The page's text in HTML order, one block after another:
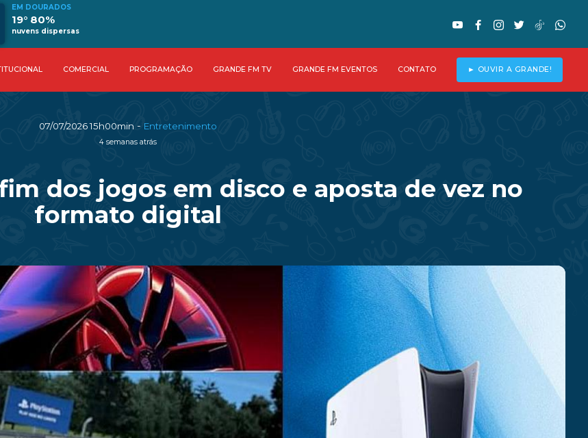
EM DOURADOS
19° 80%
nuvens dispersas
COMERCIAL PROGRAMAÇÃO GRANDE FM TV GRANDE FM EVENTOS CONTATO ► OUVIR A GRANDE!
07/07/2026 15h00min - Entretenimento
4 semanas atrás
dos jogos em disco e aposta de vez no
formato digital